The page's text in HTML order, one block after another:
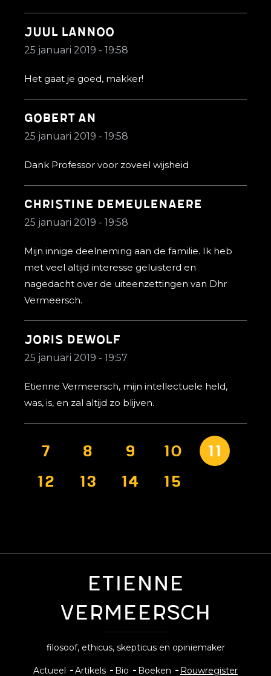
juul lannoo
25 januari 2019 - 19:58
Het gaat je goed, makker!
gobert an
25 januari 2019 - 19:58
Dank Professor voor zoveel wijsheid
christine demeulenaere
25 januari 2019 - 19:58
Mijn innige deelneming aan de familie. Ik heb
met veel altijd interesse geluisterd en
nagedacht over de uiteenzettingen van Dhr
Vermeersch.
Joris dewolf
25 januari 2019 - 19:57
Etienne Vermeersch, mijn intellectuele held,
was, is, en zal altijd zo blijven.
Paginatie
Pagina
7 Pagina
8 Pagina
9 Pagina
10
11
Pagina
12 Pagina
13 Pagina
14 Pagina
15
Etienne
Vermeersch
filosoof, ethicus, skepticus en opiniemaker
Hoofdnavigatie
Actueel Artikels Bio Boeken Rouwregister